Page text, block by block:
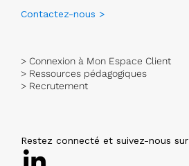
Contactez-nous >
> Connexion à Mon Espace Client
> Ressources pédagogiques
> Recrutement
Restez connecté et suivez-nous